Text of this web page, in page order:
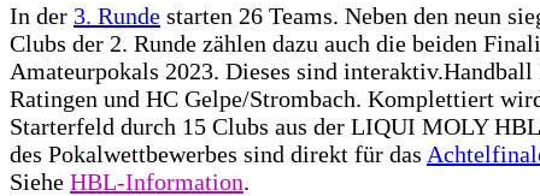
In der 3. Runde starten 26 Teams. Neben den neun
Clubs der 2. Runde zählen dazu auch die beiden
Amateurpokals 2023. Dieses sind
Ratingen und HC Gelpe/Strombach. Komplettiert
Starterfeld durch 15 Clubs aus der LIQUI MOLY
des Pokalwettbewerbes sind direkt für das
Siehe HBL-Information.